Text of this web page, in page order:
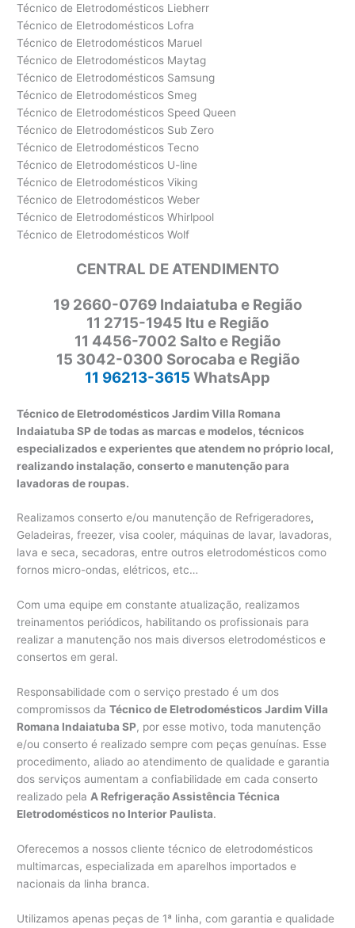
Técnico de Eletrodomésticos Liebherr
Técnico de Eletrodomésticos Lofra
Técnico de Eletrodomésticos Maruel
Técnico de Eletrodomésticos Maytag
Técnico de Eletrodomésticos Samsung
Técnico de Eletrodomésticos Smeg
Técnico de Eletrodomésticos Speed Queen
Técnico de Eletrodomésticos Sub Zero
Técnico de Eletrodomésticos Tecno
Técnico de Eletrodomésticos U-line
Técnico de Eletrodomésticos Viking
Técnico de Eletrodomésticos Weber
Técnico de Eletrodomésticos Whirlpool
Técnico de Eletrodomésticos Wolf
CENTRAL DE ATENDIMENTO
19 2660-0769 Indaiatuba e Região
11 2715-1945 Itu e Região
11 4456-7002 Salto e Região
15 3042-0300 Sorocaba e Região
11 96213-3615 WhatsApp
Técnico de Eletrodomésticos Jardim Villa Romana
Indaiatuba SP de todas as marcas e modelos, técnicos
especializados e experientes que atendem no próprio local,
realizando instalação, conserto e manutenção para
lavadoras de roupas.
Realizamos conserto e/ou manutenção de Refrigeradores,
Geladeiras, freezer, visa cooler, máquinas de lavar, lavadoras,
lava e seca, secadoras, entre outros eletrodomésticos como
fornos micro-ondas, elétricos, etc…
Com uma equipe em constante atualização, realizamos
treinamentos periódicos, habilitando os profissionais para
realizar a manutenção nos mais diversos eletrodomésticos e
consertos em geral.
Responsabilidade com o serviço prestado é um dos
compromissos daTécnico de Eletrodomésticos Jardim Villa
Romana Indaiatuba SP, por esse motivo, toda manutenção
e/ou conserto é realizado sempre com peças genuínas. Esse
procedimento, aliado ao atendimento de qualidade e garantia
dos serviços aumentam a confiabilidade em cada conserto
realizado pela A Refrigeração Assistência Técnica
Eletrodomésticos no Interior Paulista.
Oferecemos a nossos cliente técnico de eletrodomésticos
multimarcas, especializada em aparelhos importados e
nacionais da linha branca.
Utilizamos apenas peças de 1ª linha, com garantia e qualidade